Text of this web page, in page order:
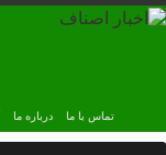
درباره ما تماس با ما